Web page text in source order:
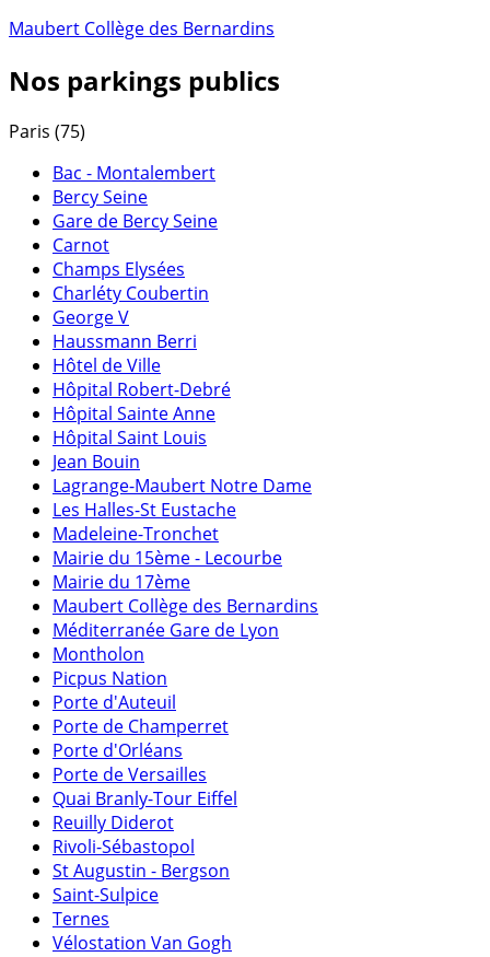
Maubert Collège des Bernardins
Nos parkings publics
Paris (75)
Bac - Montalembert
Bercy Seine
Gare de Bercy Seine
Carnot
Champs Elysées
Charléty Coubertin
George V
Haussmann Berri
Hôtel de Ville
Hôpital Robert-Debré
Hôpital Sainte Anne
Hôpital Saint Louis
Jean Bouin
Lagrange-Maubert Notre Dame
Les Halles-St Eustache
Madeleine-Tronchet
Mairie du 15ème - Lecourbe
Mairie du 17ème
Maubert Collège des Bernardins
Méditerranée Gare de Lyon
Montholon
Picpus Nation
Porte d'Auteuil
Porte de Champerret
Porte d'Orléans
Porte de Versailles
Quai Branly-Tour Eiffel
Reuilly Diderot
Rivoli-Sébastopol
St Augustin - Bergson
Saint-Sulpice
Ternes
Vélostation Van Gogh